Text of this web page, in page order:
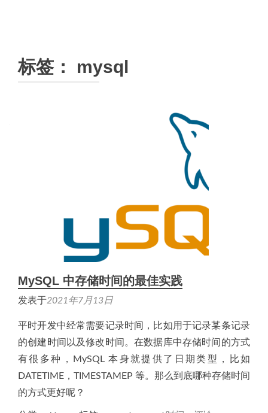
标签： mysql
MySQL 中存储时间的最佳实践
发表于2021年7月13日
平时开发中经常需要记录时间，比如用于记录某条记录
的创建时间以及修改时间。在数据库中存储时间的方式
有很多种，MySQL 本身就提供了日期类型，比如
DATETIME，TIMESTAMEP 等。那么到底哪种存储时间
的方式更好呢？